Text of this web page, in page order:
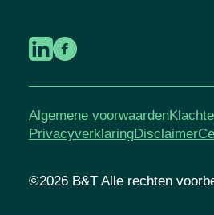
Algemene voorwaarden
PrivacyverklaringDisclaimer
©2026 B&T Alle rechten